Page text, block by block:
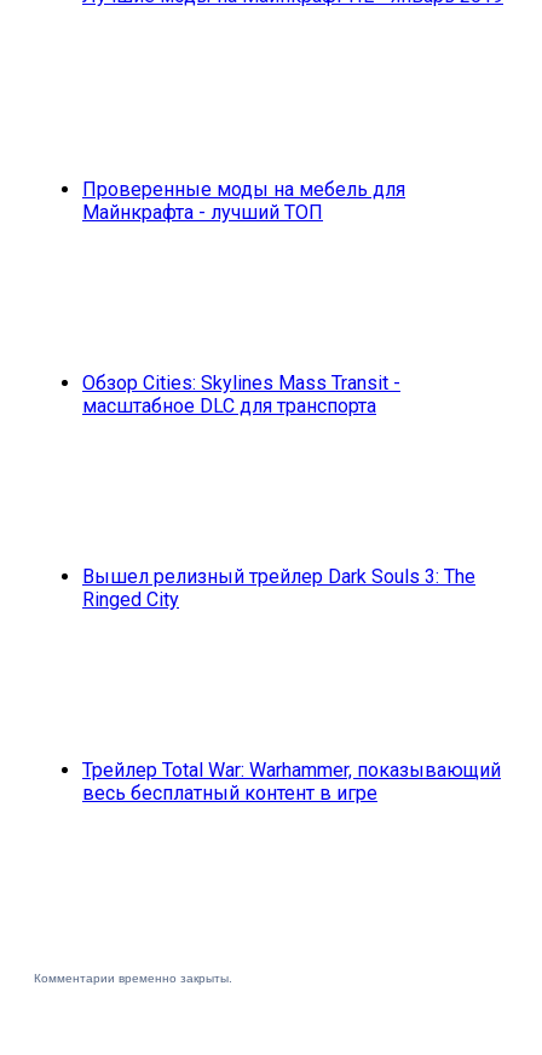
Проверенные моды на мебель для
Майнкрафта - лучший ТОП
Обзор Cities: Skylines Mass Transit -
масштабное DLC для транспорта
Вышел релизный трейлер Dark Souls 3: The
Ringed City
Трейлер Total War: Warhammer, показывающий
весь бесплатный контент в игре
Комментарии временно закрыты.